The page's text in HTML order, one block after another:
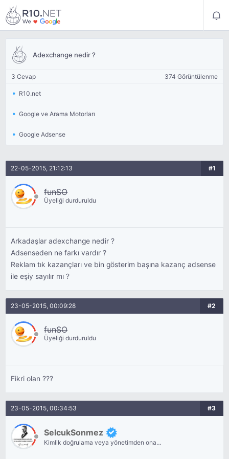
Adexchange nedir ?
3 Cevap 374 Görüntülenme
R10.net
Google ve Arama Motorları
Google Adsense
22-05-2015, 21:12:13 #1
funSO
Üyeliği durduruldu
Arkadaşlar adexchange nedir ?
Adsenseden ne farkı vardır ?
Reklam tık kazançları ve bin gösterim başına kazanç adsense
ile eşiy sayılır mı ?
23-05-2015, 00:09:28 #2
funSO
Üyeliği durduruldu
Fikri olan ???
23-05-2015, 00:34:53 #3
SelcukSonmez
Kimlik doğrulama veya yönetimden onay